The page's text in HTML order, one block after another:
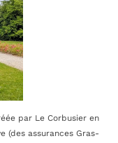
par Le Corbusier en
(des assurances Gras-